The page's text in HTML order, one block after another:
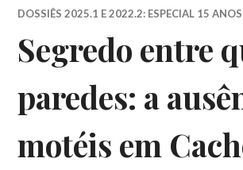
DOSSIÊS 2025.1 E 2022.2: ESPECIAL 15 ANOS
Segredo entre
paredes: a
motéis em